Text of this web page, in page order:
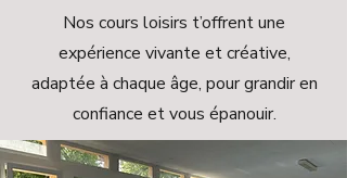
Nos cours loisirs t’offrent une
expérience vivante et créative,
adaptée à chaque âge, pour grandir en
confiance et vous épanouir.